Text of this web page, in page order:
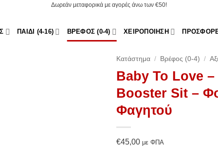
Δωρεάν μεταφορικά με αγορές άνω των €50!
ΠΑΙΔΊ (4-16) ΒΡΈΦΟΣ (0-4) ΧΕΙΡΟΠΟΊΗΣΗ
Κατάστημα / Βρέφος (0-4) /
Baby To Love
Booster Sit –
Φαγητού
€45,00 με ΦΠΑ